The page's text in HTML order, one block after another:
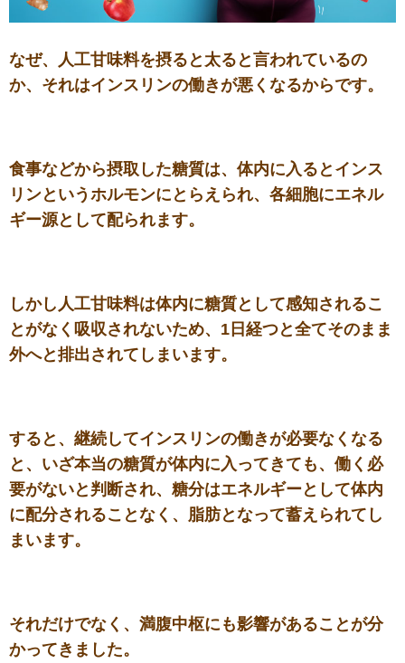
なぜ、人工甘味料を摂ると太ると言われているの
か、それはインスリンの働きが悪くなるからです。
食事などから摂取した糖質は、体内に入るとインス
リンというホルモンにとらえられ、各細胞にエネル
ギー源として配られます。
しかし人工甘味料は体内に糖質として感知されるこ
とがなく吸収されないため、1日経つと全てそのまま
外へと排出されてしまいます。
すると、継続してインスリンの働きが必要なくなる
と、いざ本当の糖質が体内に入ってきても、働く必
要がないと判断され、糖分はエネルギーとして体内
に配分されることなく、脂肪となって蓄えられてし
まいます。
それだけでなく、満腹中枢にも影響があることが分
かってきました。